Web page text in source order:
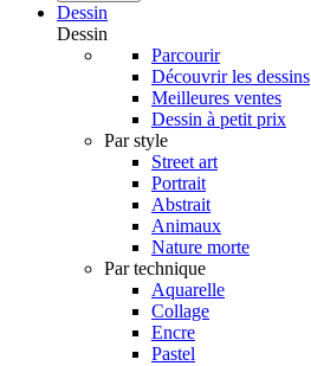
Dessin
Dessin
Parcourir
Découvrir les dessins
Meilleures ventes
Dessin à petit prix
Par style
Street art
Portrait
Abstrait
Animaux
Nature morte
Par technique
Aquarelle
Collage
Encre
Pastel